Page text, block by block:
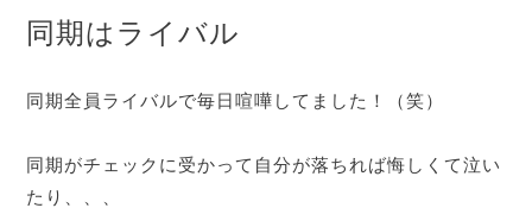
同期はライバル
同期全員ライバルで毎日喧嘩してました！（笑）
同期がチェックに受かって自分が落ちれば悔しくて泣い
たり、、、